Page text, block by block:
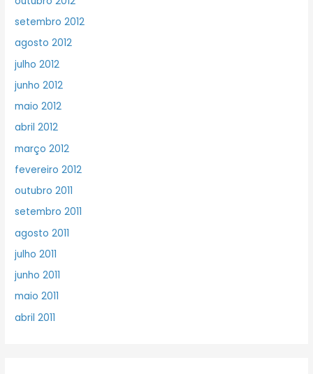
setembro 2012
agosto 2012
julho 2012
junho 2012
maio 2012
abril 2012
março 2012
fevereiro 2012
outubro 2011
setembro 2011
agosto 2011
julho 2011
junho 2011
maio 2011
abril 2011